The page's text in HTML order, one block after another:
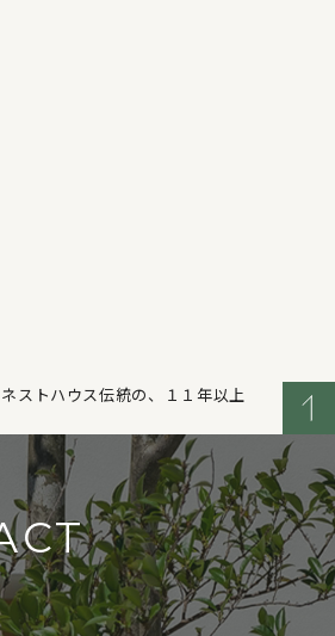
ネストハウス伝統の、１１年以上